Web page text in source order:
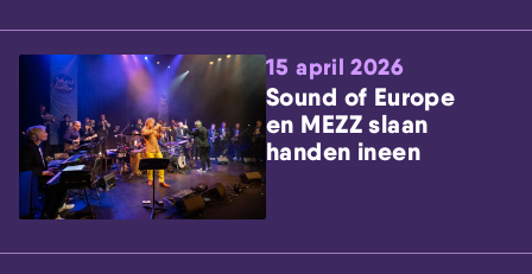
15 april 2026
Sound of Europe
en MEZZ slaan
handen ineen